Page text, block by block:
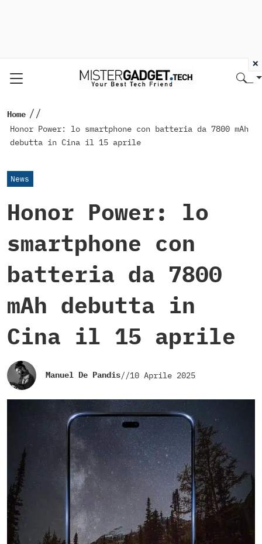
Home //
Honor Power: lo smartphone con batteria da 7800 mAh
debutta in Cina il 15 aprile
News
Honor Power: lo
smartphone con
batteria da 7800
mAh debutta in
Cina il 15 aprile
Manuel De Pandis//10 Aprile 2025
×